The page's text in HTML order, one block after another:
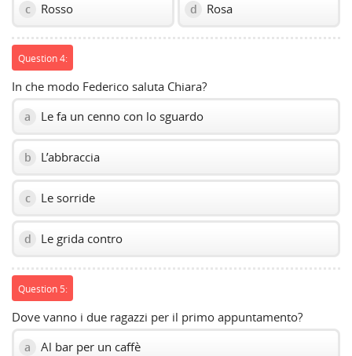
c Rosso d Rosa
Question 4:
In che modo Federico saluta Chiara?
a Le fa un cenno con lo sguardo
b L’abbraccia
c Le sorride
d Le grida contro
Question 5:
Dove vanno i due ragazzi per il primo appuntamento?
a Al bar per un caffè